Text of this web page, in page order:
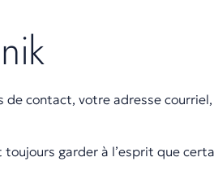
contact, votre adresse
garder à l’esprit que